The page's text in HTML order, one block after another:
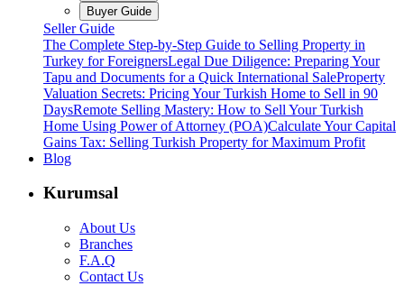
Buyer Guide
Seller Guide
The Complete Step-by-Step Guide to Selling Property in
Turkey for ForeignersLegal Due Diligence: Preparing Your
Tapu and Documents for a Quick International SaleProperty
Valuation Secrets: Pricing Your Turkish Home to Sell in 90
DaysRemote Selling Mastery: How to Sell Your Turkish
Home Using Power of Attorney (POA)Calculate Your Capital
Gains Tax: Selling Turkish Property for Maximum Profit
Blog
Kurumsal
About Us
Branches
F.A.Q
Contact Us